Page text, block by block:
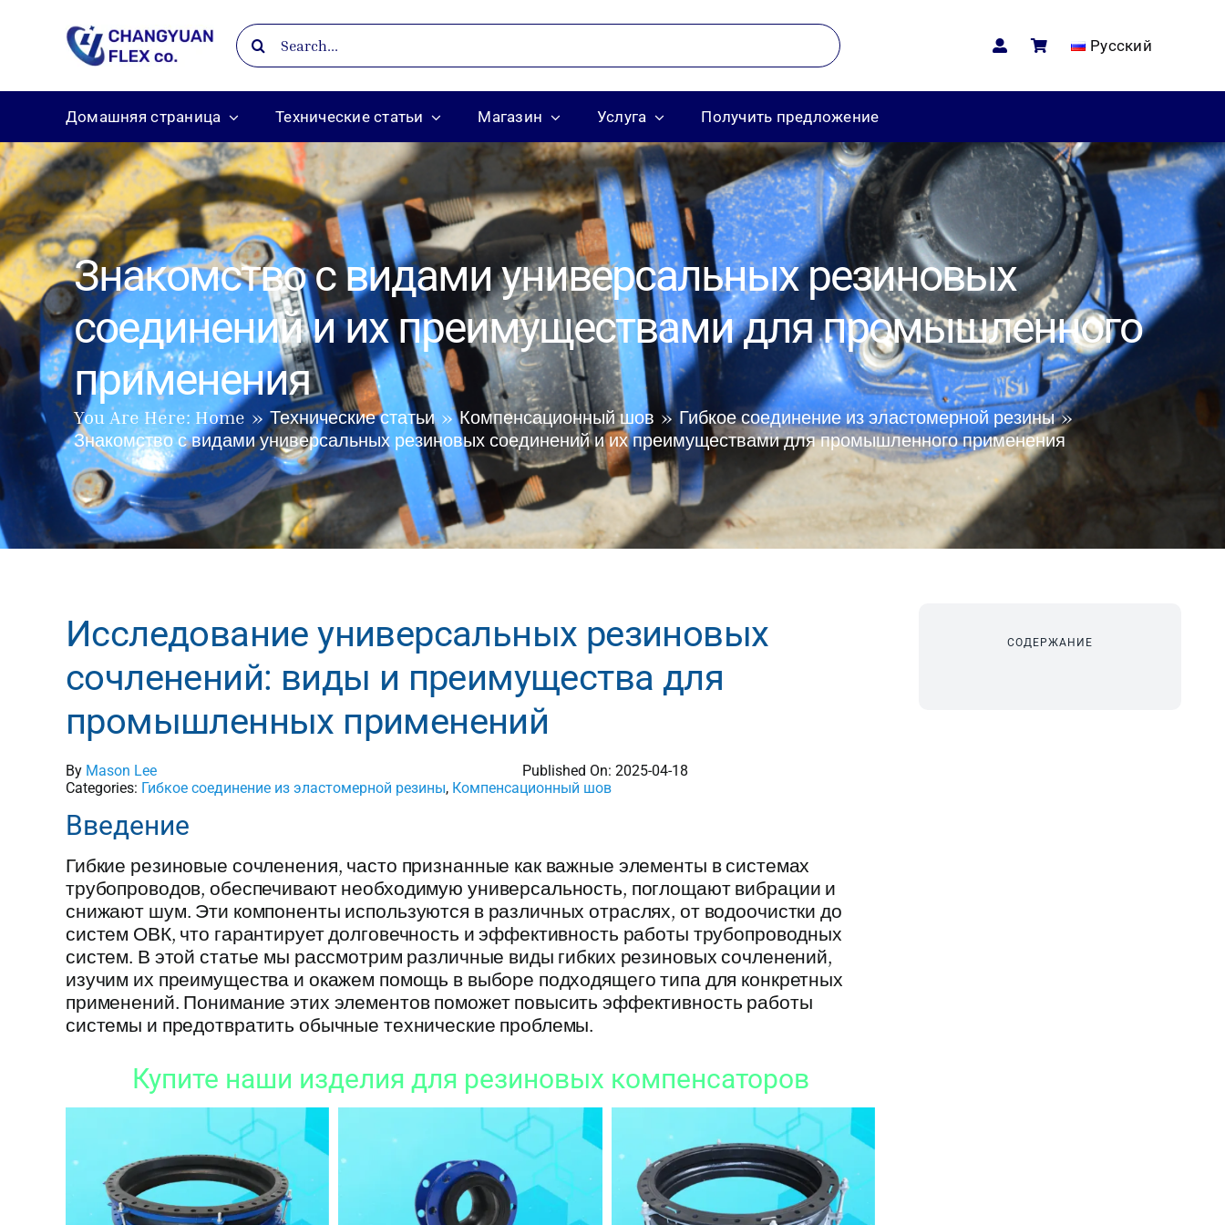
content
Search
for:
Русский
Домашняя страница Технические статьи Магазин Услуга Получить предложение
Знакомство с видами универсальных резиновых
соединений и их преимуществами для промышленного
применения
You Are Here: Home Технические статьи Компенсационный шов
Гибкое соединение из эластомерной резины
Знакомство с видами универсальных резиновых соединений и их преимуществами для промышленного применения
Исследование универсальных резиновых
сочленений: виды и преимущества для
промышленных применений
By Mason Lee
Published On: 2025-04-18
Categories: Гибкое соединение из эластомерной резины, Компенсационный шов
Введение
Гибкие резиновые сочленения, часто признанные как важные элементы в системах
трубопроводов, обеспечивают необходимую универсальность, поглощают вибрации и
снижают шум. Эти компоненты используются в различных отраслях, от водоочистки до
систем ОВК, что гарантирует долговечность и эффективность работы трубопроводных
систем. В этой статье мы рассмотрим различные виды гибких резиновых сочленений,
изучим их преимущества и окажем помощь в выборе подходящего типа для конкретных
применений. Понимание этих элементов поможет повысить эффективность работы
системы и предотвратить обычные технические проблемы.
Купите наши изделия для резиновых компенсаторов
СОДЕРЖАНИЕ